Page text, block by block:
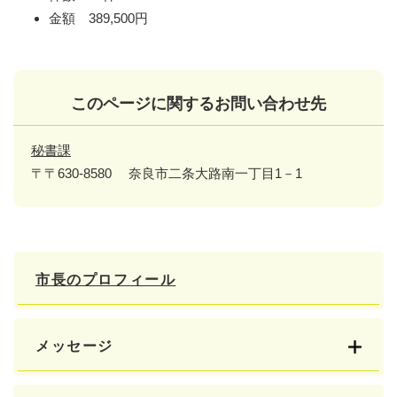
金額 389,500円
このページに関するお問い合わせ先
秘書課
〒〒630-8580
奈良市二条大路南一丁目1－1
市長のプロフィール
メッセージ